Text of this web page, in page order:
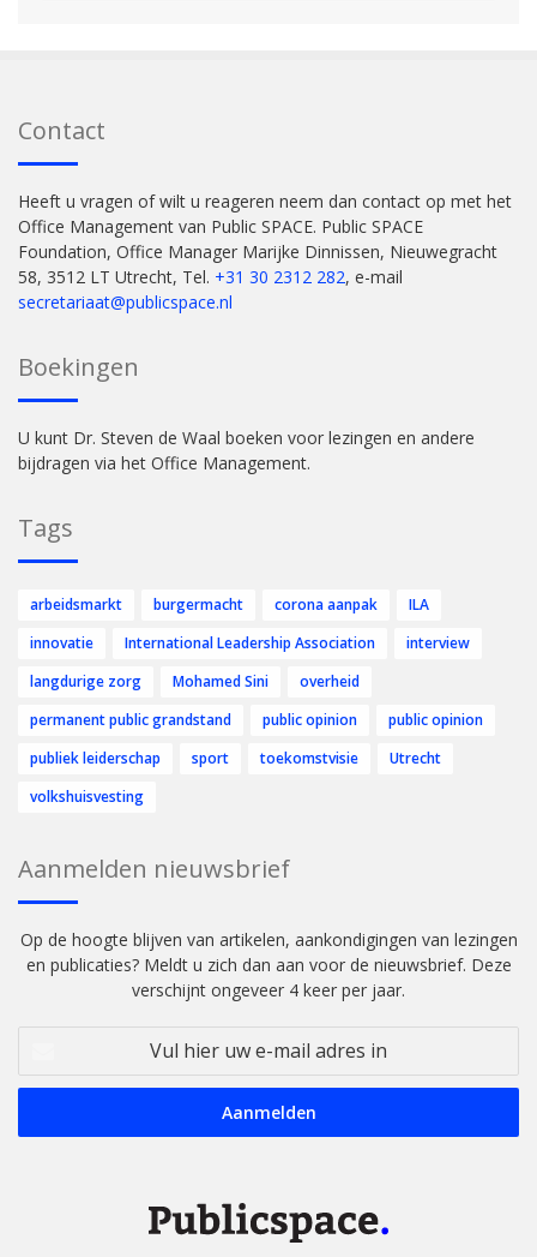
Contact
Heeft u vragen of wilt u reageren neem dan contact op met het
Office Management van Public SPACE. Public SPACE
Foundation, Office Manager Marijke Dinnissen, Nieuwegracht
58, 3512 LT Utrecht, Tel. +31 30 2312 282, e-mail
secretariaat@publicspace.nl
Boekingen
U kunt Dr. Steven de Waal boeken voor lezingen en andere
bijdragen via het Office Management.
Tags
arbeidsmarkt burgermacht corona aanpak
ILA
innovatie
International Leadership Association
interview
langdurige zorg
Mohamed Sini
overheid
permanent public grandstand
public opinion
public opinion
publiek leiderschap
sport toekomstvisie
Utrecht
volkshuisvesting
Aanmelden nieuwsbrief
Op de hoogte blijven van artikelen, aankondigingen van lezingen
en publicaties? Meldt u zich dan aan voor de nieuwsbrief. Deze
verschijnt ongeveer 4 keer per jaar.
uw
mail